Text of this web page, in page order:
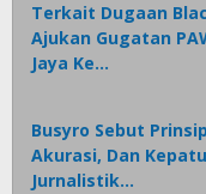
Terkait Dugaan
Ajukan Gugatan
Jaya Ke…
Busyro Sebut
Akurasi, Dan
Jurnalistik…